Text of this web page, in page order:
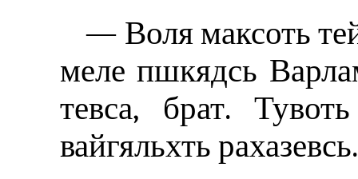
— Воля максоть
меле пшкядсь
тевса, брат.
вайгяльхть рахазевсь.